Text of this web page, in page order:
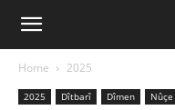
Home 2025
2025 Dîtbarî Dîmen Nûçe